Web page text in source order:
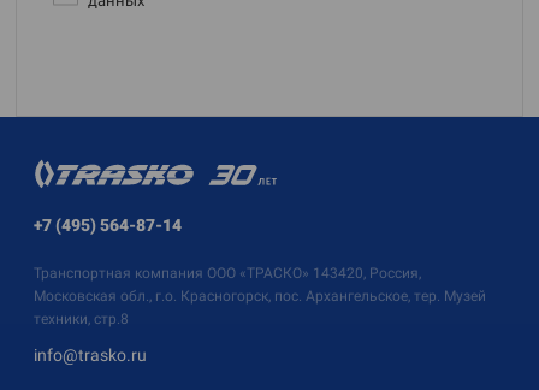
+7 (495) 564-87-14
Транспортная компания ООО «ТРАСКО» 143420, Россия,
Московская обл., г.о. Красногорск, пос. Архангельское, тер. Музей
техники, стр.8
info@trasko.ru